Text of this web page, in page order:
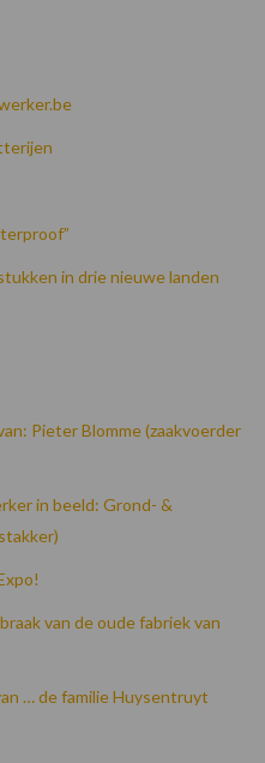
in drie nieuwe landen
Pieter Blomme (zaakvoerder
in beeld: Grond- &
van de oude fabriek van
… de familie Huysentruyt